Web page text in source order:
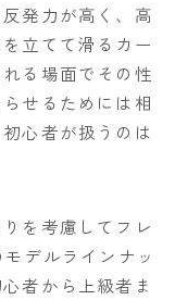
発力が高く、高
立てて滑るカー
る場面でその性
せるためには相
心者が扱うのは
を考慮してフレ
デルラインナッ
者から上級者ま